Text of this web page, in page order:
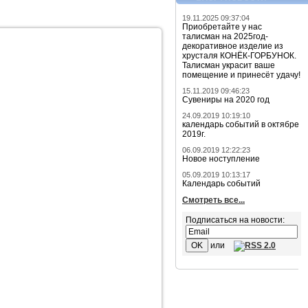
19.11.2025 09:37:04
Приобретайте у нас
талисман на 2025год-
декоративное изделие из
хрусталя КОНЁК-ГОРБУНОК.
Талисман украсит ваше
помещение и принесёт удачу!
15.11.2019 09:46:23
Сувениры на 2020 год
24.09.2019 10:19:10
календарь событий в октябре
2019г.
06.09.2019 12:22:23
Новое ноступление
05.09.2019 10:13:17
Календарь событий
Смотреть все...
Подписаться на новости:
или